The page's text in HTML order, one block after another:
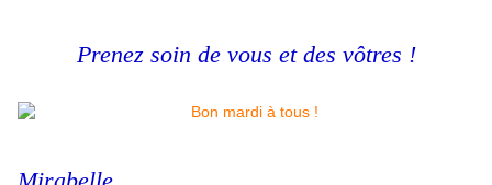
Prenez soin de vous et des vôtres !